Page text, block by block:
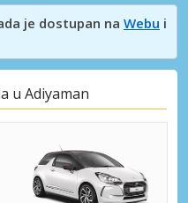
je dostupan na Webu i
u Adiyaman